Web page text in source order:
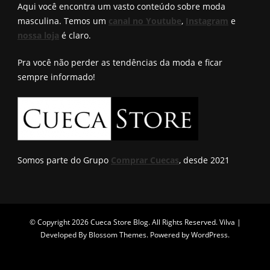
Aqui você encontra um vasto conteúdo sobre moda
masculina. Temos um canal no Youtube, Instagram e
nossa loja é claro.
Pra você não perder as tendências da moda e ficar
sempre informado!
Somos parte do Grupo Comprar Cuecas, desde 2021
© Copyright 2026Cueca Store Blog. All Rights Reserved.Vilva |
Developed By Blossom Themes. Powered byWordPress.